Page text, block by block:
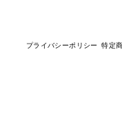
プライバシーポリシー 特定